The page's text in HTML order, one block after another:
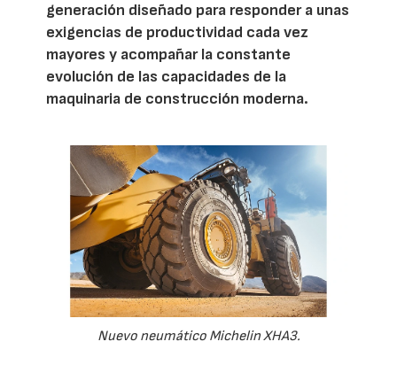
generación diseñado para responder a unas
exigencias de productividad cada vez
mayores y acompañar la constante
evolución de las capacidades de la
maquinaria de construcción moderna.
Nuevo neumático Michelin XHA3.